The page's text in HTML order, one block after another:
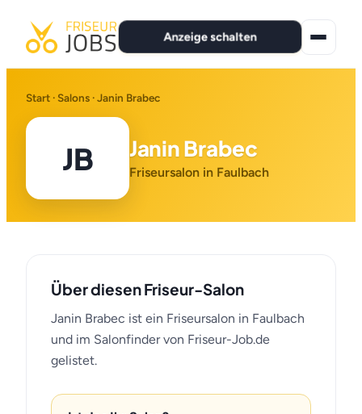
Anzeige schalten
Alle Jobs
Für Bewerber
Anzeige schalten
Start · Salons · Janin Brabec
JB Janin Brabec
Friseursalon in Faulbach
Über diesen Friseur-Salon
Janin Brabec ist ein Friseursalon in Faulbach
und im Salonfinder von Friseur-Job.de
gelistet.